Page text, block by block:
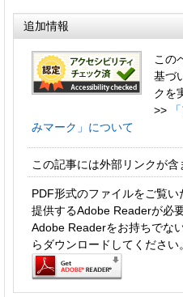
追加情報
この
基づ
クを
>>
みマーク」について
この記事には外部リンクが含
PDF形式のファイルをご覧
提供するAdobe Readerが必要
Adobe Readerをお持ちでな
らダウンロードしてください。